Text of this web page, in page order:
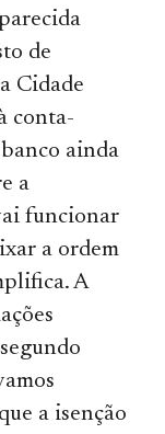
de
Cidade
conta-
ainda
a
funcionar
a ordem
A
a isenção